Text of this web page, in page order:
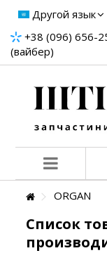
Другой язык
+38 (096) 656-
(вайбер)
ORGAN
Список